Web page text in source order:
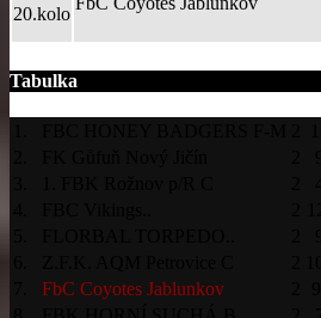
20.kolo
Tabulka
FbC Coyotes Jablunkov